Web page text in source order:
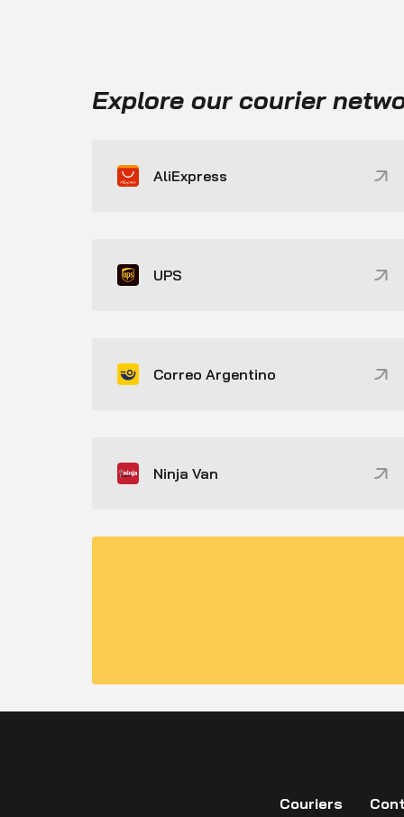
Explore our courier
AliExpress
UPS
Correo Argentino
Ninja Van
Couriers